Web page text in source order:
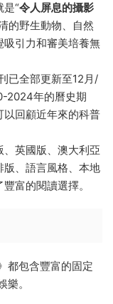
是“令人屏息的攝影
的野生動物、自然
引力和審美培養無
已全部更新至12月/
2024年的曆史期
回顧近年來的科普
英國版、澳大利亞
版、語言風格、本地
富的閱讀選擇。
都包含豐富的固定
。